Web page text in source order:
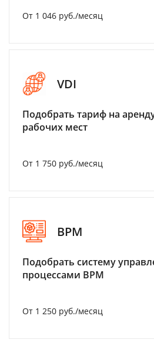
От 1 046 руб./месяц
VDI
Подобрать тариф на
рабочих мест
От 1 750 руб./месяц
BPM
Подобрать систему
процессами BPM
От 1 250 руб./месяц